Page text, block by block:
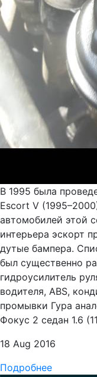
В 1995 была
Escort V
автомобилей этой
интерьера эскорт
дутые бампера.
был существенно
гидроусилитель
водителя, ABS,
промывки Гура
Фокус 2 седан 1.6
18 Aug 2016
Подробнее